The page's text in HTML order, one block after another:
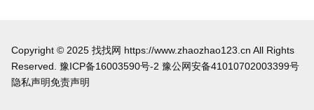
Copyright © 2025 找找网 https://www.zhaozhao123.cn All Rights
Reserved. 豫ICP备16003590号-2 豫公网安备41010702003399号
隐私声明免责声明